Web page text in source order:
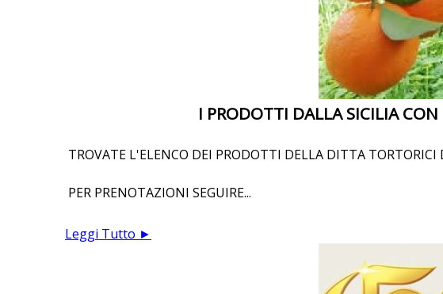
I PRODOTTI DALLA SICILIA CON
TROVATE L'ELENCO DEI PRODOTTI DELLA DITTA TORTORICI
PER PRENOTAZIONI SEGUIRE...
Leggi Tutto ►